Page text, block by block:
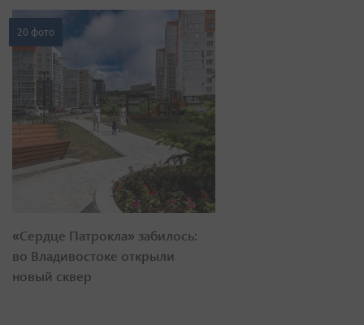
20 фото
«Сердце Патрокла» забилось:
во Владивостоке открыли
новый сквер